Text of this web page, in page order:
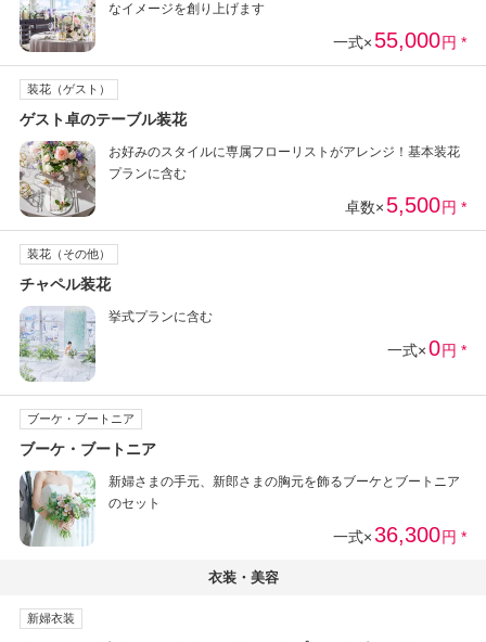
なイメージを創り上げます
一式× 55,000円 *
装花（ゲスト）
ゲスト卓のテーブル装花
お好みのスタイルに専属フローリストがアレンジ！基本装花
プランに含む
卓数× 5,500円 *
装花（その他）
チャペル装花
挙式プランに含む
一式×0円 *
ブーケ・ブートニア
ブーケ・ブートニア
新婦さまの手元、新郎さまの胸元を飾るブーケとブートニア
のセット
一式×36,300円 *
衣装・美容
新婦衣装